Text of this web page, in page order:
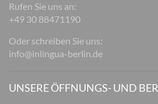
Rufen Sie uns an:
+49 30 88471190
Oder schreiben Sie uns:
info@inlingua-berlin.de
UNSERE ÖFFNUNGS- UND